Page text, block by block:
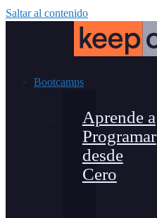
Saltar al contenido
Bootcamps
Aprende a
Programar
desde
Cero